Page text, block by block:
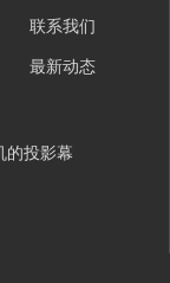
联系我们
最新动态
的投影幕